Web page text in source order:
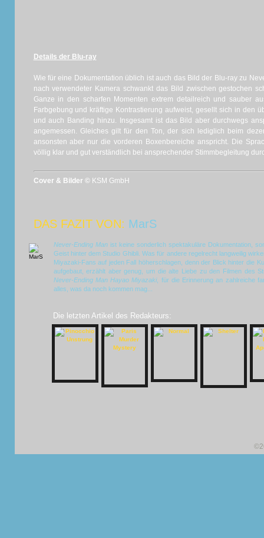
Details der Blu-ray
Wie für eine Dokumentation üblich ist auch das Bild der Blu-ray zu
nach verwendeter Kamera schwankt das Bild zwischen gestochen
Ganze in den scharfen Momenten extrem detailreich und sauber
Farbgebung und kräftige Kontrastierung aufweist, gesellt sich in den
und auch Banding hinzu. Insgesamt ist das Bild aber durchwegs
angemessen. Gleiches gilt für den Ton, der sich lediglich beim
ansonsten aber nur die vorderen Boxenbereiche anspricht. Die
völlig klar und gut verständlich bei ansprechender Stimmbegleitung
Cover & Bilder © KSM GmbH
DAS FAZIT VON: MarS
Never-Ending Manist keine sonderlich spektakuläre Dokumentation,
Geist hinter dem Studio Ghibli. Was für andere regelrecht langweilig
Miyazaki-Fans auf jeden Fall höherschlagen, denn der Blick hinter die
aufgebaut, erzählt aber genug, um die alte Liebe zu den Filmen des
Never-Ending Man Hayao Miyazaki, für die Erinnerung an zahlreiche
alles, was da noch kommen mag...
Die letzten Artikel des Redakteurs: